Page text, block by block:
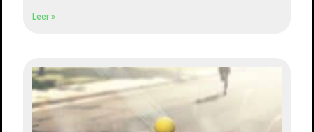
Leer »